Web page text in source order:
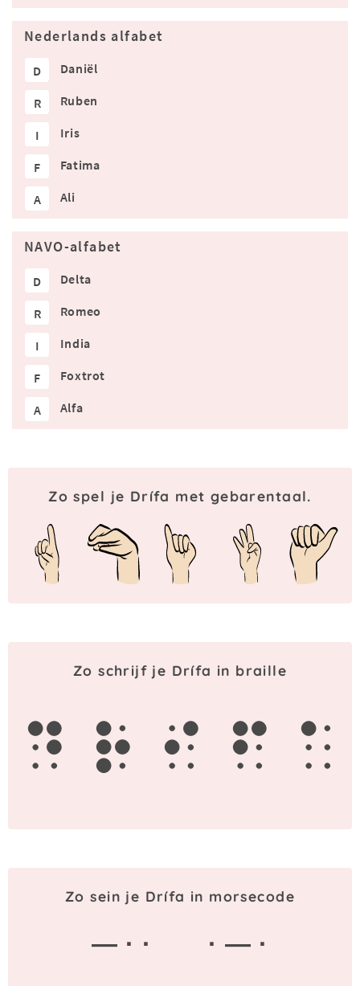
Nederlands alfabet
D Daniël
R Ruben
I Iris
F Fatima
A Ali
NAVO-alfabet
D Delta
R Romeo
I India
F Foxtrot
A Alfa
Zo spel je Drífa met gebarentaal.
Zo schrijf je Drífa in braille
d r i f a
Zo sein je Drífa in morsecode
— · ·
· — ·